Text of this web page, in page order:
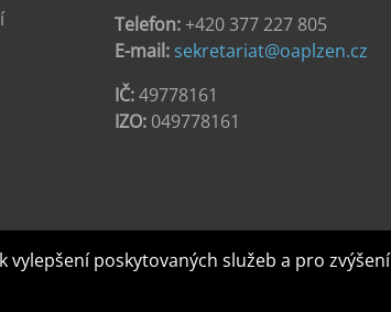
Telefon: +420 377 227 805
E-mail: sekretariat@oaplzen.cz
IČ:49778161
IZO: 049778161
poskytovaných služeb a pro zvýšení